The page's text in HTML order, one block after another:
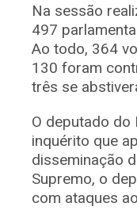
Na sessão
497
Ao todo, 364
130 foram
três se
O deputado do
inquérito que
disseminação
Supremo, o
com ataques